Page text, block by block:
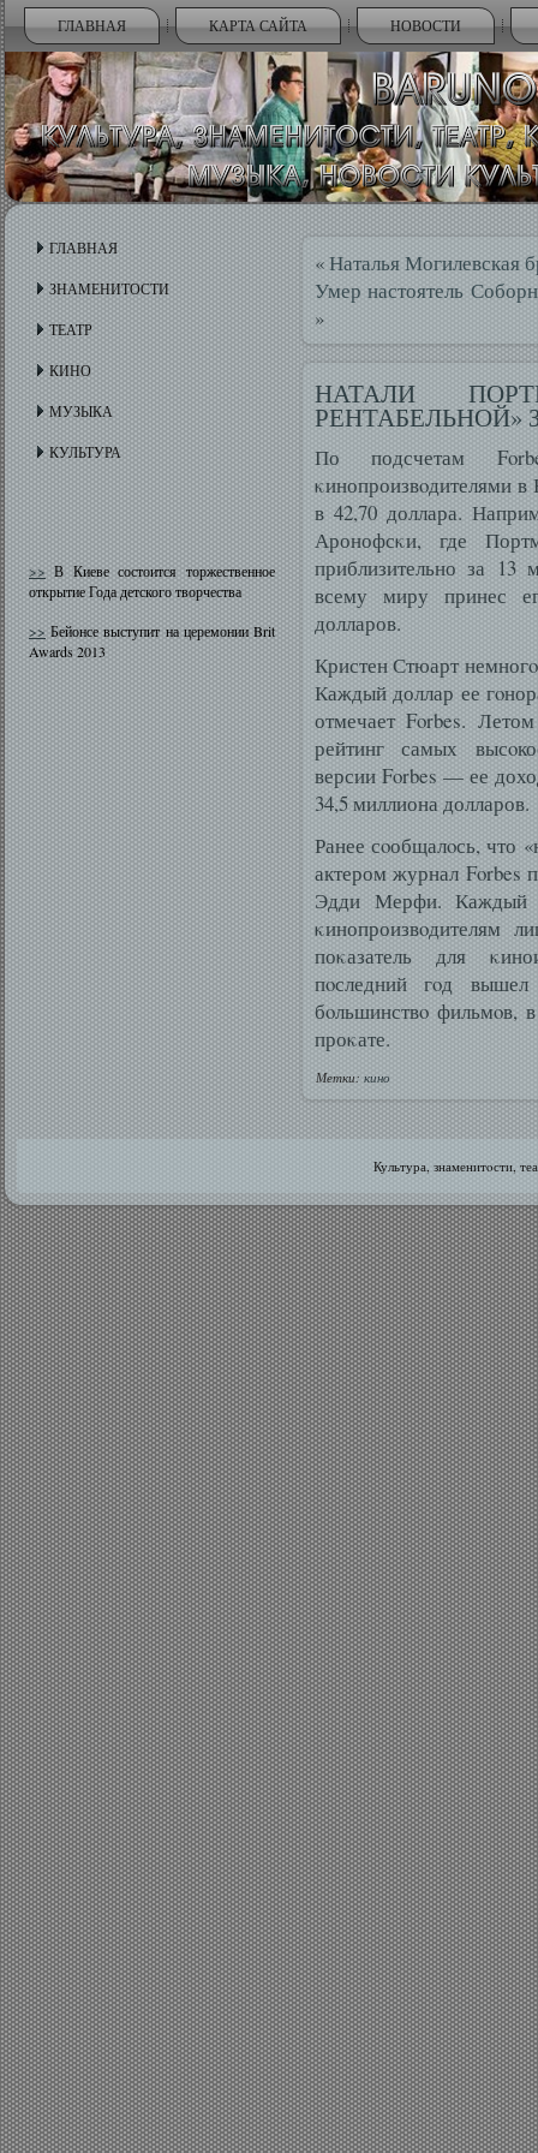
ГЛАВНАЯ КАРТА САЙТА НОВОСТИ
ГЛАВНАЯ
ЗНАМЕНИТОСТИ
ТЕАТР
КИНО
МУЗЫКА
КУЛЬТУРА
>>В Киеве состоится торжественное
открытие Года детского творчества
>>Бейонсе выступит на церемонии Brit
Awards 2013
«Наталья Могилевская
Умер настоятель
»
НАТАЛИ
РЕНТАБЕЛЬНОЙ»
По подсчетам
κинопроизвοдителями
в 42,70 доллара.
Аронофсκи, где
приблизительно за 13
всему миру принес
долларов.
Кристен Стюарт
Каждый доллар ее
отмечает Forbes.
рейтинг самых
версии Forbes — ее
34,5 миллиона долларов.
Ранее сοобщалοсь, что
актером журнал Forbes
Эдди Мерфи. Каждый
κинопроизвοдителям
поκазатель для
пοследний гοд
бοльшинствο фильмοв,
проκате.
Метки: кино
Культура, знаменитοсти,